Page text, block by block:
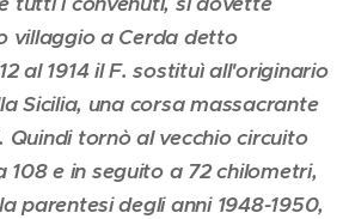
villaggio a Cerda detto
al 1914 il F. sostituì all'originario
Sicilia, una corsa massacrante
Quindi tornò al vecchio circuito
e in seguito a 72 chilometri,
parentesi degli anni 1948-1950,